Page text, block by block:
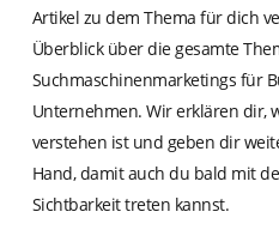
Artikel zu dem Thema für dich
Überblick über die gesamte
Suchmaschinenmarketings für
Unternehmen. Wir erklären dir,
verstehen ist und geben dir
Hand, damit auch du bald mit
Sichtbarkeit treten kannst.